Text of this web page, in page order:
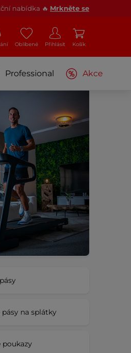
nabídka 🔥 Mrkněte se
Oblíbené Přihlásit Košík
Professional Akce
pásy na splátky
poukazy